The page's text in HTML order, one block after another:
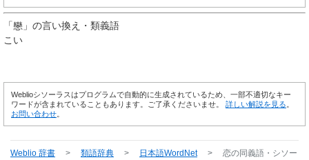
「戀 」の言い換え・類義語
こい
Weblioシソーラスはプログラムで自動的に生成されているため、一部不適切なキー
ワードが含まれていることもあります。ご了承くださいませ。 詳しい解説を見る
お問い合わせ
Weblio 辞書 > 類語辞典 > 日本語WordNet > 恋の同義語・シソー